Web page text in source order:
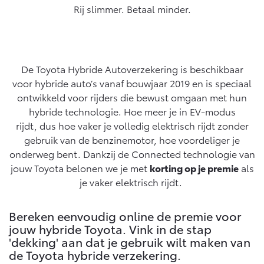
Vanaf € 31.895,- Vanaf € 32.995,-
Corolla Hatchback
HYBRIDE
Vanaf € 33.495,-
Corolla Touring Sports
HYBRIDE
Vanaf € 35.495,-
Airco check
Vakantiecheck
Hybride Zekerheid Controle
Toyota handleidingen
Toyota Service Informatie (SIL)
Schade & Garantie
Toyota Pechhulp
Schade & Glasherstel
10 jaar Toyota garantie
Wat is Private Lease?
Bereken je maandbedrag
Private Lease voor ZZP
Financieren
Toyota Betaalplan
Oplaadservice
Thuislaadpakketten
Laadpas
Zakelijk
Toyota voor de zaak
Leaserijder
ZZP
Wagenparkbeheer
Financial Lease
Operational Lease
Werkplaatsafspraak maken
Contact en Route
Schade melden
Plan een proefrit
Vraag een brochure aan
Bekijk de verwachte modellen
Rij slimmer. Betaal minder.
De Toyota Hybride Autoverzekering is beschikbaar
voor hybride auto’s vanaf bouwjaar 2019 en is speciaal
ontwikkeld voor rijders die bewust omgaan met hun
hybride technologie. Hoe meer je in EV-modus
rijdt, dus hoe vaker je volledig elektrisch rijdt zonder
gebruik van de benzinemotor, hoe voordeliger je
onderweg bent. Dankzij de Connected technologie van
jouw Toyota belonen we je met korting op je premieals
je vaker elektrisch rijdt.
Bereken eenvoudig online de premie voor
jouw hybride Toyota. Vink in de stap
'dekking' aan dat je gebruik wilt maken van
de Toyota hybride verzekering.